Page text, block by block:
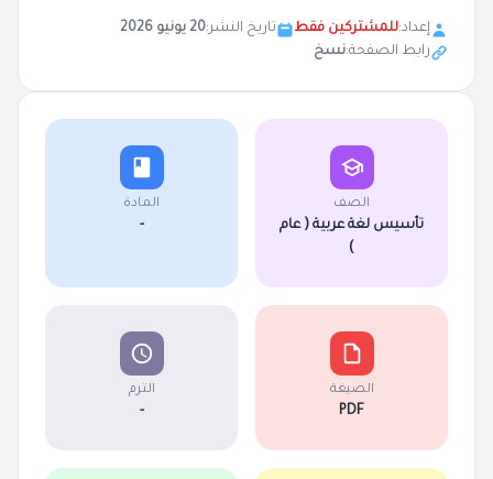
إعداد:للمشتركين فقط تاريخ النشر:20 يونيو 2026
رابط الصفحة:نسخ
الصف
تأسيس لغة عربية ( عام
)
المادة
-
الصيغة
PDF
الترم
-